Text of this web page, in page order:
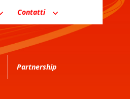
Contatti
Partnership